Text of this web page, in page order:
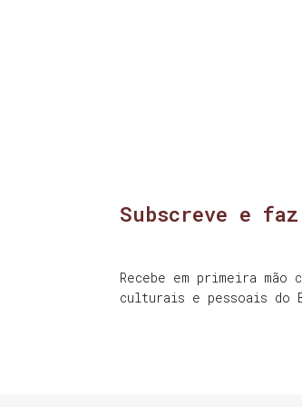
Subscreve e
Recebe em primeira mão
culturais e pessoais do